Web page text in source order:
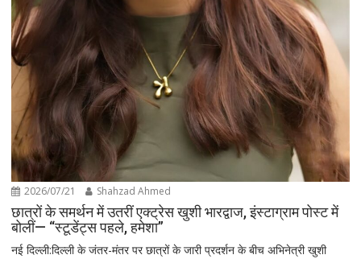
2026/07/21 Shahzad Ahmed
छात्रों के समर्थन में उतरीं एक्ट्रेस खुशी भारद्वाज, इंस्टाग्राम पोस्ट में
बोलीं— “स्टूडेंट्स पहले, हमेशा”
नई दिल्ली:दिल्ली के जंतर-मंतर पर छात्रों के जारी प्रदर्शन के बीच अभिनेत्री खुशी